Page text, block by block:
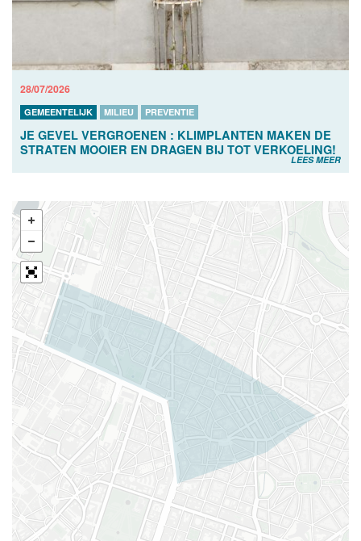
28/07/2026
GEMEENTELIJK MILIEU PREVENTIE
JE GEVEL VERGROENEN : KLIMPLANTEN MAKEN DE
STRATEN MOOIER EN DRAGEN BIJ TOT VERKOELING!
LEES MEER